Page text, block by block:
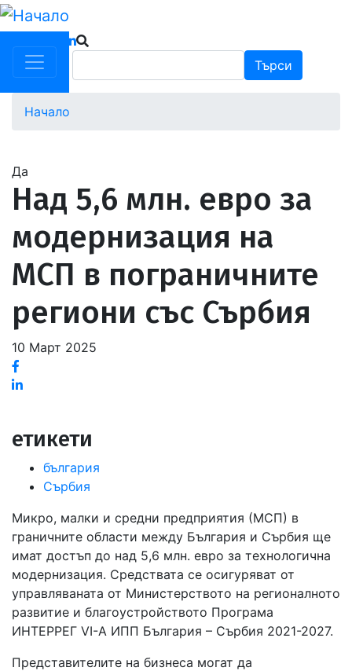
Премини
към
основното
съдържание
Търси
Начало
снимка
Да
Над 5,6 млн. евро за
модернизация на
МСП в пограничните
региони със Сърбия
10 Март 2025
етикети
българия
Сърбия
Микро, малки и средни предприятия (МСП) в
граничните области между България и Сърбия ще
имат достъп до над 5,6 млн. евро за технологична
модернизация. Средствата се осигуряват от
управляваната от Министерството на регионалното
развитие и благоустройството Програма
ИНТЕРРЕГ VІ-А ИПП България – Сърбия 2021-2027.
Представителите на бизнеса могат да